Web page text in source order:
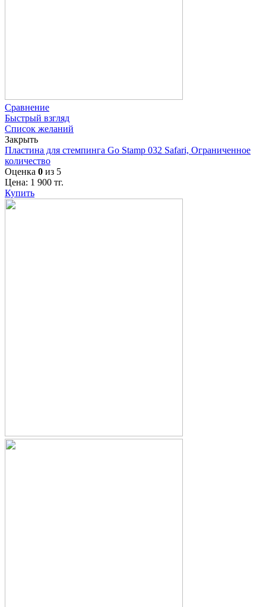
Сравнение
Быстрый взгляд
Список желаний
Закрыть
Пластина для стемпинга Go Stamp 032 Safari, Ограниченное
количество
Оценка 0 из 5
Цена: 1 900 тг.
Купить